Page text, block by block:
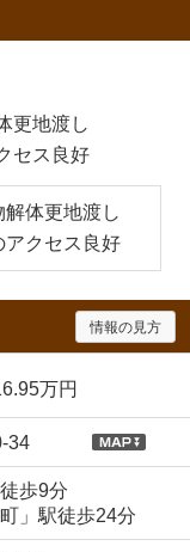
更地渡し
セス良好
解体更地渡し
クセス良好
情報の見方
万円
34
歩9分
」駅徒歩24分